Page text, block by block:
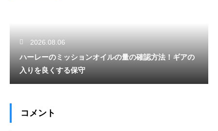
2026.08.06
ハーレーのミッションオイルの量の確認方法！ギアの
入りを良くする保守
コメント